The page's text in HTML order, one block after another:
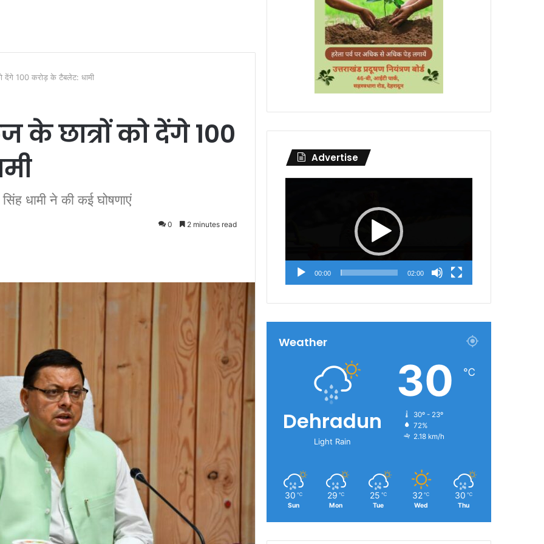
देंगे 100 करोड़ के टैबलेट: धामी
के छात्रों को देंगे 100
धामी ने की कई घोषणाएं
0 2 minutes read
Advertise
00:00 02:00
Weather
Dehradun
Light Rain
30 ℃
30º - 23º
72%
2.18 km/h
30 ℃
Sun
29 ℃
Mon
25 ℃
Tue
32 ℃
Wed
30 ℃
Thu